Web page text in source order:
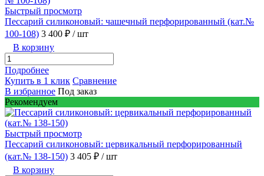
Быстрый просмотр
Пессарий силиконовый: чашечный перфорированный (кат.№
100-108) 3 400 ₽ / шт
В корзину
Подробнее
Купить в 1 клик Сравнение
В избранное Под заказ
Рекомендуем
Быстрый просмотр
Пессарий силиконовый: цервикальный перфорированный
(кат.№ 138-150) 3 405 ₽ / шт
В корзину